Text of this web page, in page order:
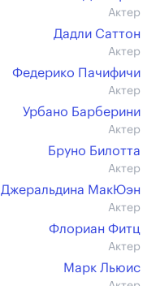
Актер
Дадли Саттон
Актер
Федерико Пачифичи
Актер
Урбано Барберини
Актер
Бруно Билотта
Актер
Джеральдина МакЮэн
Актер
Флориан Фитц
Актер
Марк Льюис